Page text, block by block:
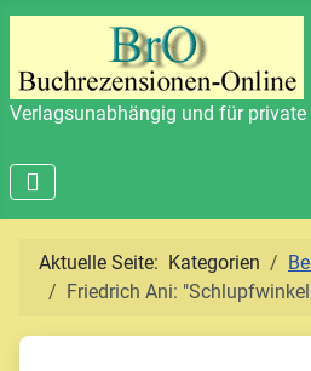
Verlagsunabhängig und für private
Aktuelle Seite: Kategorien
Friedrich Ani: